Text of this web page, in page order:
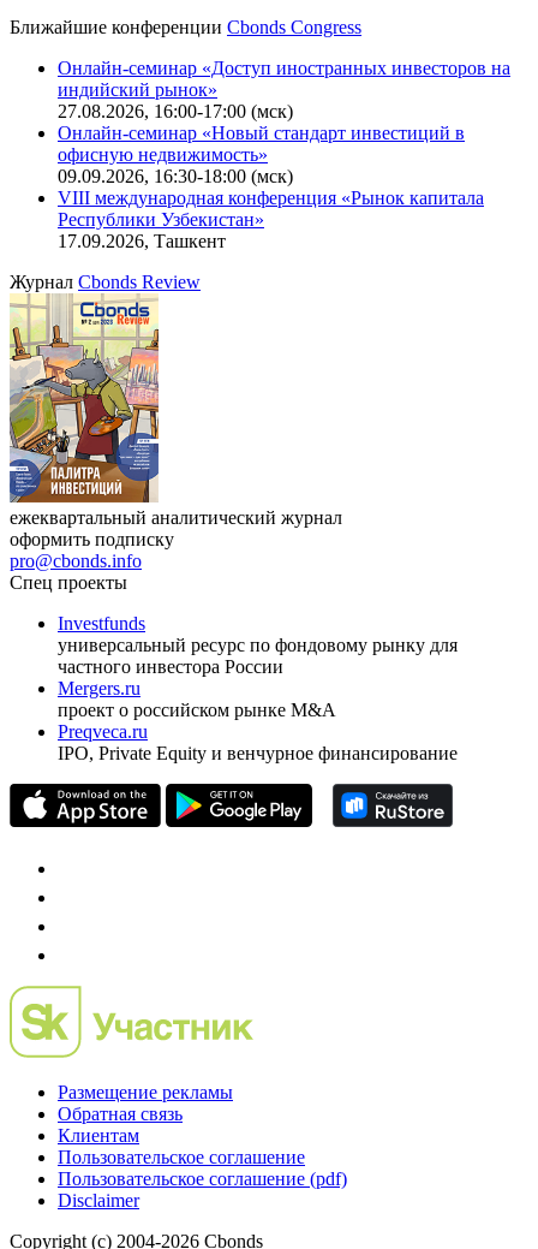
Ближайшие конференции Cbonds Congress
Онлайн-семинар «Доступ иностранных инвесторов на
индийский рынок»
27.08.2026, 16:00-17:00 (мск)
Онлайн-семинар «Новый стандарт инвестиций в
офисную недвижимость»
09.09.2026, 16:30-18:00 (мск)
VIII международная конференция «Рынок капитала
Республики Узбекистан»
17.09.2026, Ташкент
Журнал Cbonds Review
ежеквартальный аналитический журнал
оформить подписку
pro@cbonds.info
Спец проекты
Investfunds
универсальный ресурс по фондовому рынку для
частного инвестора России
Mergers.ru
проект о российском рынке M&A
Preqveca.ru
IPO, Private Equity и венчурное финансирование
Размещение рекламы
Обратная связь
Клиентам
Пользовательское соглашение
Пользовательское соглашение (pdf)
Disclaimer
Copyright (c) 2004-2026 Cbonds